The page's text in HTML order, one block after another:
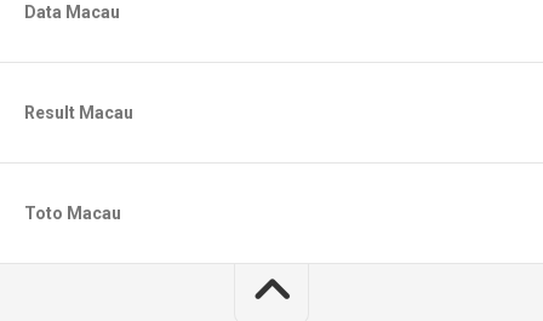
Data Macau
Result Macau
Toto Macau